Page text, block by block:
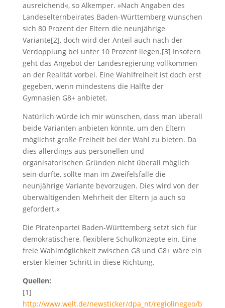
ausreichend«, so Alkemper. »Nach Angaben des
Landeselternbeirates Baden-Württemberg wünschen
sich 80 Prozent der Eltern die neunjährige
Variante[2], doch wird der Anteil auch nach der
Verdopplung bei unter 10 Prozent liegen.[3] Insofern
geht das Angebot der Landesregierung vollkommen
an der Realität vorbei. Eine Wahlfreiheit ist doch erst
gegeben, wenn mindestens die Hälfte der
Gymnasien G8+ anbietet.
Natürlich würde ich mir wünschen, dass man überall
beide Varianten anbieten könnte, um den Eltern
möglichst große Freiheit bei der Wahl zu bieten. Da
dies allerdings aus personellen und
organisatorischen Gründen nicht überall möglich
sein dürfte, sollte man im Zweifelsfalle die
neunjährige Variante bevorzugen. Dies wird von der
überwältigenden Mehrheit der Eltern ja auch so
gefordert.«
Die Piratenpartei Baden-Württemberg setzt sich für
demokratischere, flexiblere Schulkonzepte ein. Eine
freie Wahlmöglichkeit zwischen G8 und G8+ wäre ein
erster kleiner Schritt in diese Richtung.
Quellen:
[1]
http://www.welt.de/newsticker/dpa_nt/regiolinegeo/b